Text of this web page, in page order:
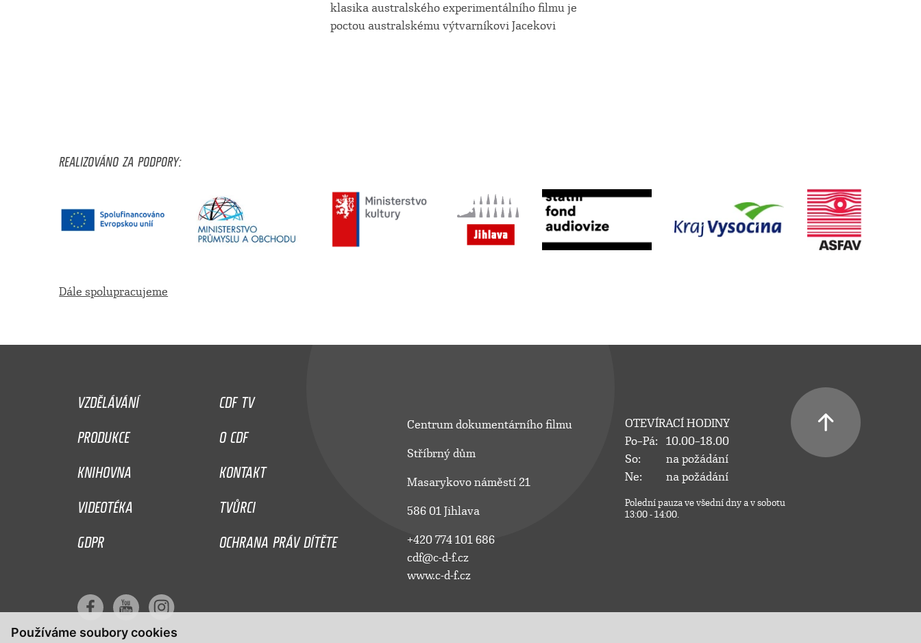
Používáme soubory cookies
klasika australského experimentálního filmu je
poctou australskému výtvarníkovi Jacekovi
REALIZOVÁNO ZA PODPORY:
Dále spolupracujeme
VZDĚLÁVÁNÍ
CDF TV
PRODUKCE
O CDF
KNIHOVNA
KONTAKT
VIDEOTÉKA
TVŮRCI
GDPR
OCHRANA PRÁV DÍTĚTE
Centrum dokumentárního filmu
Stříbrný dům
Masarykovo náměstí 21
586 01 Jihlava
+420 774 101 686
cdf@c-d-f.cz
www.c-d-f.cz
OTEVÍRACÍ HODINY
Po–Pá:
10.00–18.00
So:
na požádání
Ne:
na požádání
Polední pauza ve všední dny a v sobotu
13:00 - 14:00.